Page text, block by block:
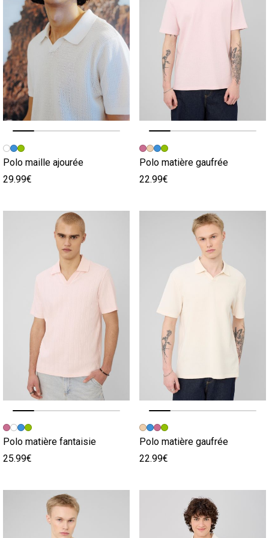
Image précédente
Image suivante
Polo maille ajourée
29.99€
Image précédente
Image suivante
Polo matière gaufrée
22.99€
Image précédente
Image suivante
Polo matière fantaisie
25.99€
Image précédente
Image suivante
Polo matière gaufrée
22.99€